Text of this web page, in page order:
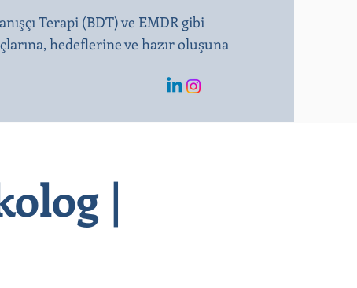
Terapi (BDT) ve EMDR gibi
hedeflerine ve hazır oluşuna
|